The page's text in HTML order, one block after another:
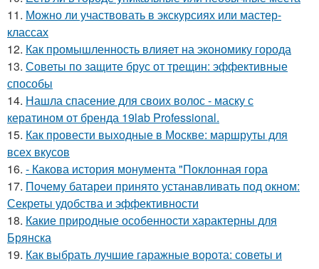
11. Можно ли участвовать в экскурсиях или мастер-
классах
12. Как промышленность влияет на экономику города
13. Советы по защите брус от трещин: эффективные
способы
14. Нашла спасение для своих волос - маску с
кератином от бренда 19lab Professional.
15. Как провести выходные в Москве: маршруты для
всех вкусов
16. - Какова история монумента "Поклонная гора
17. Почему батареи принято устанавливать под окном:
Секреты удобства и эффективности
18. Какие природные особенности характерны для
Брянска
19. Как выбрать лучшие гаражные ворота: советы и